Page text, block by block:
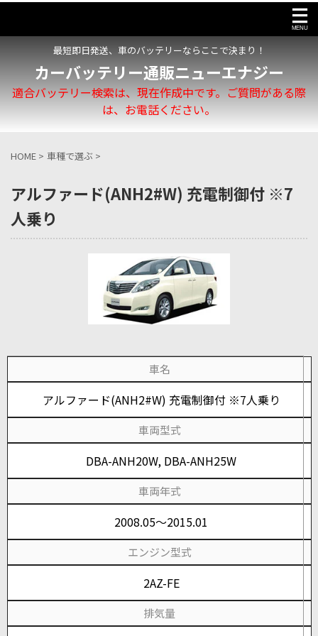
最短即日発送、車のバッテリーならここで決まり！
カーバッテリー通販ニューエナジー
適合バッテリー検索は、現在作成中です。ご質問がある際
は、お電話ください。
HOME > 車種で選ぶ >
アルファード(ANH2#W) 充電制御付 ※7
人乗り
車名
アルファード(ANH2#W) 充電制御付 ※7人乗り
車両型式
DBA-ANH20W, DBA-ANH25W
車両年式
2008.05～2015.01
エンジン型式
2AZ-FE
排気量